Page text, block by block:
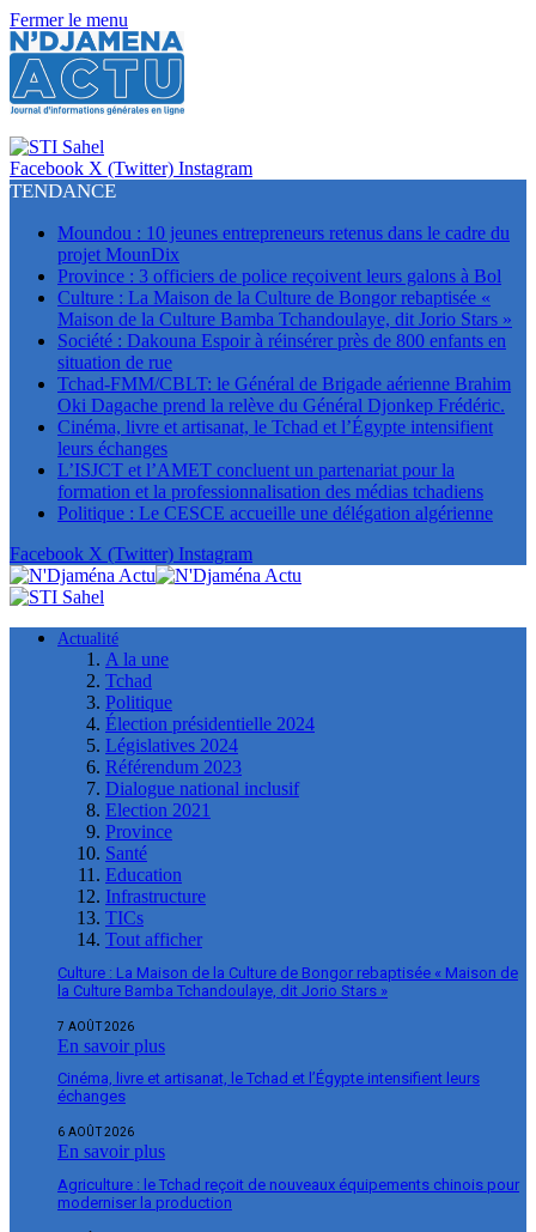
Fermer le menu
Facebook X (Twitter) Instagram
TENDANCE
Moundou : 10 jeunes entrepreneurs retenus dans le cadre du
projet MounDix
Province : 3 officiers de police reçoivent leurs galons à Bol
Culture : La Maison de la Culture de Bongor rebaptisée «
Maison de la Culture Bamba Tchandoulaye, dit Jorio Stars »
Société : Dakouna Espoir à réinsérer près de 800 enfants en
situation de rue
Tchad-FMM/CBLT: le Général de Brigade aérienne Brahim
Oki Dagache prend la relève du Général Djonkep Frédéric.
Cinéma, livre et artisanat, le Tchad et l’Égypte intensifient
leurs échanges
L’ISJCT et l’AMET concluent un partenariat pour la
formation et la professionnalisation des médias tchadiens
Politique : Le CESCE accueille une délégation algérienne
Facebook X (Twitter) Instagram
Actualité
A la une
Tchad
Politique
Élection présidentielle 2024
Législatives 2024
Référendum 2023
Dialogue national inclusif
Election 2021
Province
Santé
Education
Infrastructure
TICs
Tout afficher
Culture : La Maison de la Culture de Bongor rebaptisée « Maison de
la Culture Bamba Tchandoulaye, dit Jorio Stars »
7 AOÛT 2026
En savoir plus
Cinéma, livre et artisanat, le Tchad et l’Égypte intensifient leurs
échanges
6 AOÛT 2026
En savoir plus
Agriculture : le Tchad reçoit de nouveaux équipements chinois pour
moderniser la production